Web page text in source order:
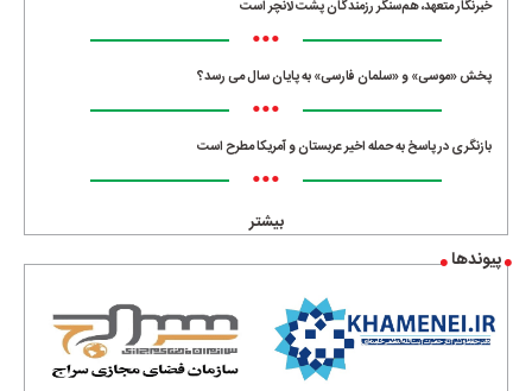
خبرنگار متعهد، هم‌سنگر رزمندگان پشت لانچر است
•••
پخش «موسی» و «سلمان فارسی» به پایان سال می رسد؟
•••
بازنگری در پاسخ به حمله اخیر عربستان و آمریکا مطرح است
•••
بیشتر
پیوندها